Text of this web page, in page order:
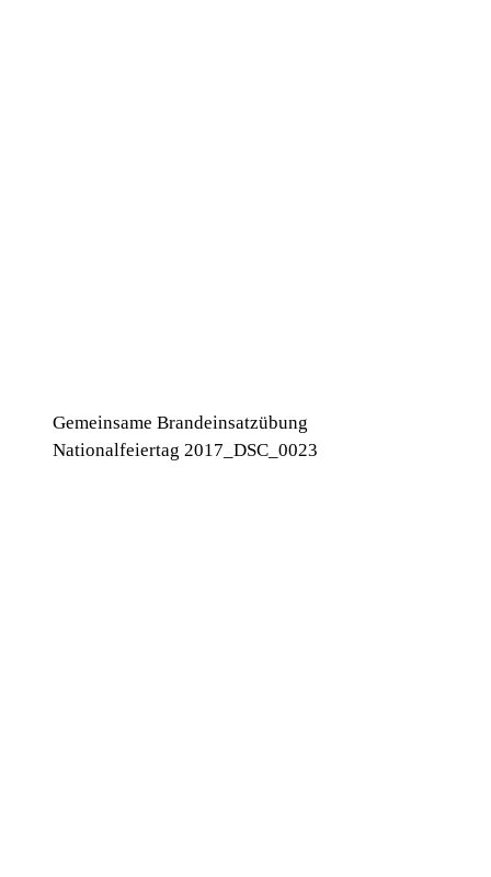
Gemeinsame Brandeinsatzübung
Nationalfeiertag 2017_DSC_0023